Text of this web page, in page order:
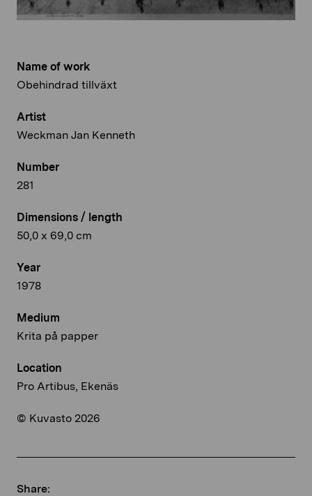
Name of work
Obehindrad tillväxt
Artist
Weckman Jan Kenneth
Number
281
Dimensions / length
50,0 x 69,0 cm
Year
1978
Medium
Krita på papper
Location
Pro Artibus, Ekenäs
© Kuvasto 2026
Share: